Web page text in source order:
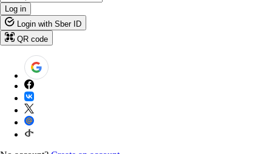
Log in
Login with Sber ID
QR code